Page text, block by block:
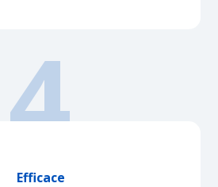
4
Efficace